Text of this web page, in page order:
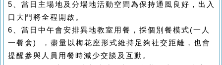
5、當日主場地及分場地活動空間為保持通風良好，出入
口大門將全程開啟。
6、當日中午會安排異地教室用餐，採個別餐模式(一人
一餐盒) ，盡量以梅花座形式維持足夠社交距離，也會
提醒參與人員用餐時減少交談及互動。